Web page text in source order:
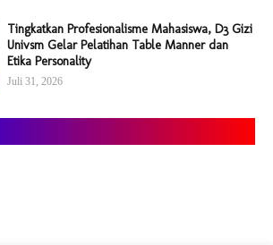
Tingkatkan Profesionalisme Mahasiswa, D3 Gizi
Univsm Gelar Pelatihan Table Manner dan
Etika Personality
Juli 31, 2026